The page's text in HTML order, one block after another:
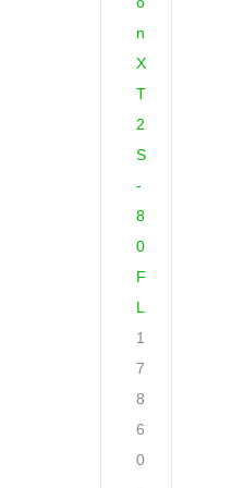
n
X
T
2
S
-
8
0
F
L
1
7
8
6
0